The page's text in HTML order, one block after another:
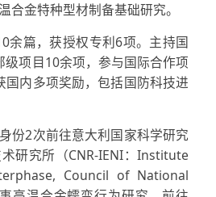
合金特种型材制备基础研究。
篇，获授权专利6项。主持国
级项目10余项，参与国际合作项
国内多项奖励，包括国防科技进
2次前往意大利国家科学研究
研究所（CNR-IENI：Institute
Council of National